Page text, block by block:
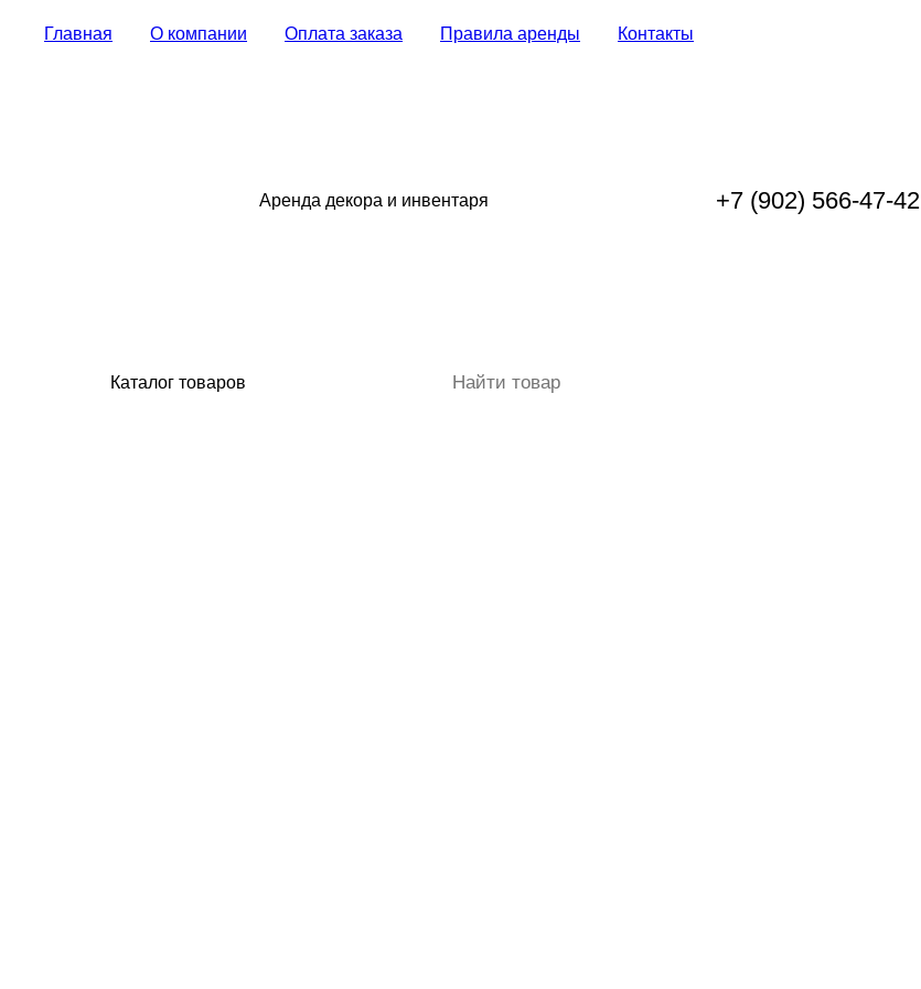
Главная О компании Оплата заказа Правила аренды Контакты
Аренда декора и инвентаря +7 (902) 566-47-42
Каталог товаров